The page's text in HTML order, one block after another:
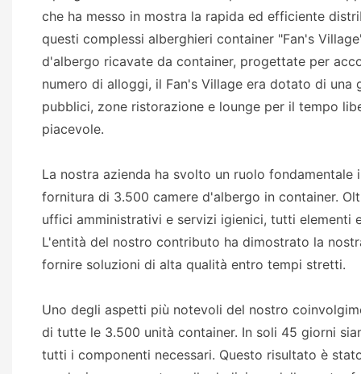
che ha messo in mostra la rapida ed efficiente
questi complessi alberghieri container "Fan's
d'albergo ricavate da container, progettate per
numero di alloggi, il Fan's Village era dotato di
pubblici, zone ristorazione e lounge per il tempo
piacevole.
La nostra azienda ha svolto un ruolo
fornitura di 3.500 camere d'albergo in container.
uffici amministrativi e servizi igienici, tutti elementi
L'entità del nostro contributo ha dimostrato la
fornire soluzioni di alta qualità entro tempi stretti.
Uno degli aspetti più notevoli del nostro
di tutte le 3.500 unità container. In soli 45 giorni
tutti i componenti necessari. Questo risultato è